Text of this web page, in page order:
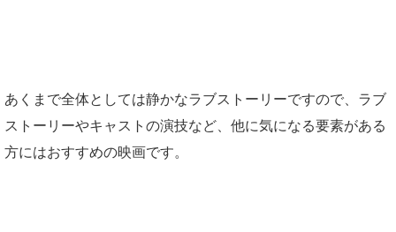
あくまで全体としては静かなラブストーリーですので、ラブ
ストーリーやキャストの演技など、他に気になる要素がある
方にはおすすめの映画です。